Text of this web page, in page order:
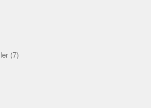
(7)